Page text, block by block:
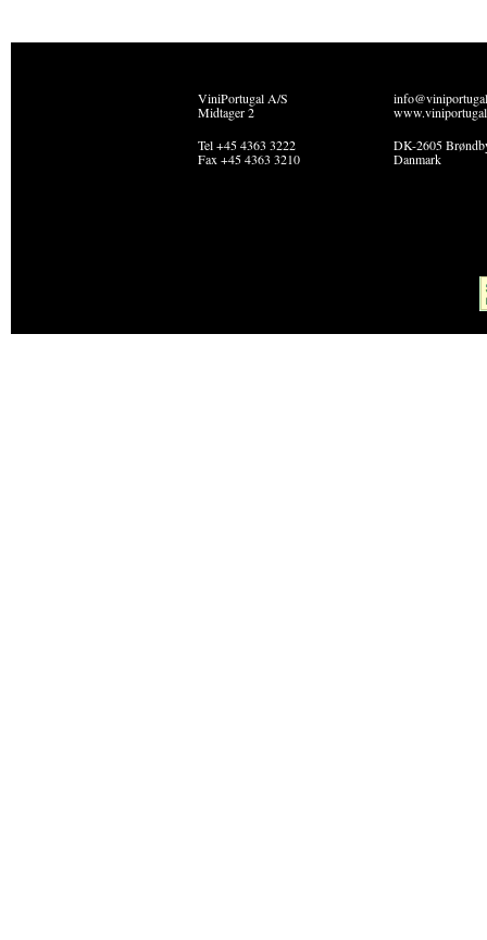
ViniPortugal A/S
Midtager 2
Tel +45 4363 3222
Fax +45 4363 3210
DK-2605
Danmark